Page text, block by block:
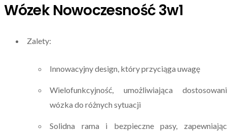
Wózek Nowoczesność 3w1
Zalety:
Innowacyjny design, który przyciąga uwagę
Wielofunkcyjność, umożliwiająca
wózka do różnych sytuacji
Solidna rama i bezpieczne pasy,